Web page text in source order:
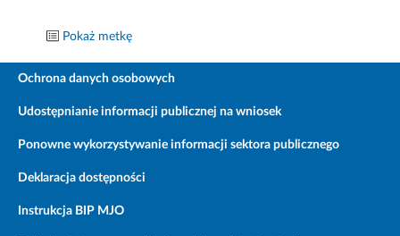
Pokaż metkę
Ochrona danych osobowych
Udostępnianie informacji publicznej na wniosek
Ponowne wykorzystywanie informacji sektora publicznego
Deklaracja dostępności
Instrukcja BIP MJO